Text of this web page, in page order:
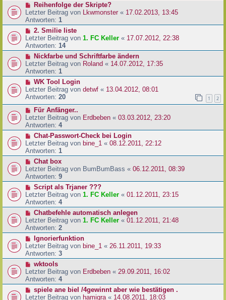
Reihenfolge der Skripte?
Letzter Beitrag von
Lkwmonster « 17.02.2013, 13:45
Antworten: 1
2. Smilie liste
Letzter Beitrag von 1. FC Keller « 17.07.2012, 22:38
Antworten: 14
Nickfarbe und Schriftfarbe ändern
Letzter Beitrag von Roland « 14.07.2012, 17:35
Antworten: 1
WK Tool Login
Letzter Beitrag von detwf « 13.04.2012, 08:01
Antworten: 20 1 2
Für Anfänger..
Letzter Beitrag von Erdbeben « 03.03.2012, 23:20
Antworten: 4
Chat-Passwort-Check bei Login
Letzter Beitrag von bine_1 « 08.12.2011, 22:12
Antworten: 1
Chat box
Letzter Beitrag von BumBumBass « 06.12.2011, 08:39
Antworten: 9
Script als Trjaner ???
Letzter Beitrag von 1. FC Keller « 01.12.2011, 23:15
Antworten: 4
Chatbefehle automatisch anlegen
Letzter Beitrag von 1. FC Keller « 01.12.2011, 21:48
Antworten: 2
Ignorierfunktion
Letzter Beitrag von bine_1 « 26.11.2011, 19:33
Antworten: 3
wktools
Letzter Beitrag von Erdbeben « 29.09.2011, 16:02
Antworten: 4
spiele ane biel /4gewinnt aber wie bestätigen .
Letzter Beitrag von hamigra « 14.08.2011, 18:03